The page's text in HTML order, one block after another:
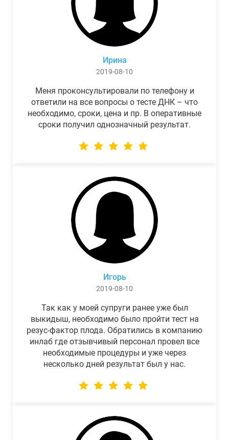
Ирина
2019-08-10
Меня проконсультировали по телефону и
ответили на все вопросы о тесте ДНК – что
необходимо, сроки, цена и пр. В оперативные
сроки получил однозначный результат.
Игорь
2019-08-10
Так как у моей супруги ранее уже был
выкидыш, необходимо было пройти тест на
резус-фактор плода. Обратились в компанию
инлаб где отзывчивый персонал провел все
необходимые процедуры и уже через
несколько дней результат был у нас.